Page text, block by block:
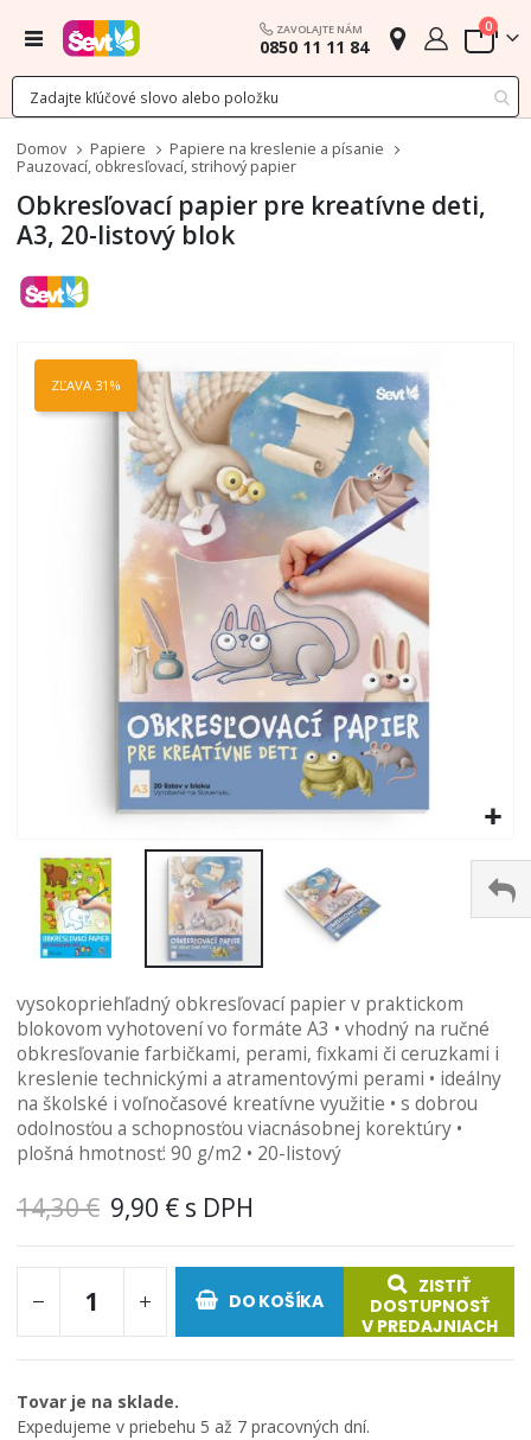
Menu ZAVOLAJTE NÁM
0850 11 11 84 Cart
0
Domov Papiere
Papiere na kreslenie a písanie
Pauzovací, obkresľovací, strihový papier
Obkresľovací papier pre kreatívne deti,
A3, 20-listový blok
koniec
ZĽAVA 31%
na
začiatok
galérie
obrázkov
vysokopriehľadný obkresľovací papier v praktickom
blokovom vyhotovení vo formáte A3 • vhodný na ručné
obkresľovanie farbičkami, perami, fixkami či ceruzkami i
kreslenie technickými a atramentovými perami • ideálny
na školské i voľnočasové kreatívne využitie • s dobrou
odolnosťou a schopnosťou viacnásobnej korektúry •
plošná hmotnosť: 90 g/m2 • 20-listový
14,30 € 9,90 €
DO KOŠÍKA
ZISTIŤ
DOSTUPNOSŤ
V PREDAJNIACH
Tovar je na sklade.
Expedujeme v priebehu 5 až 7 pracovných dní.